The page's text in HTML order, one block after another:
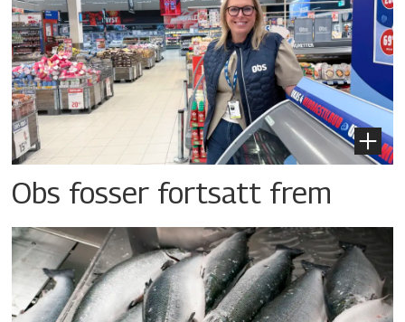
Obs fosser fortsatt frem